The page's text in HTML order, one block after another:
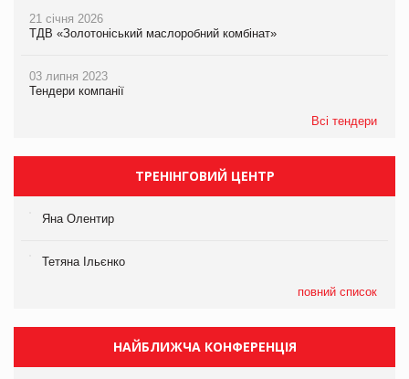
21 січня 2026
ТДВ «Золотоніський маслоробний комбінат»
03 липня 2023
Тендери компанії
Всі тендери
ТРЕНІНГОВИЙ ЦЕНТР
Яна Олентир
Тетяна Ільєнко
повний список
НАЙБЛИЖЧА КОНФЕРЕНЦІЯ